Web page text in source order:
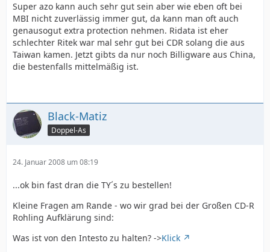
Super azo kann auch sehr gut sein aber wie eben oft bei
MBI nicht zuverlässig immer gut, da kann man oft auch
genausogut extra protection nehmen. Ridata ist eher
schlechter Ritek war mal sehr gut bei CDR solang die aus
Taiwan kamen. Jetzt gibts da nur noch Billigware aus China,
die bestenfalls mittelmäßig ist.
Black-Matiz
Doppel-As
24. Januar 2008 um 08:19
...ok bin fast dran die TY´s zu bestellen!
Kleine Fragen am Rande - wo wir grad bei der Großen CD-R
Rohling Aufklärung sind:
Was ist von den Intesto zu halten? ->Klick